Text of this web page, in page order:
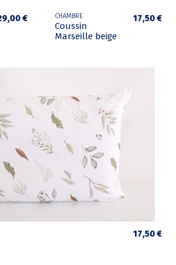
€ CHAMBRE
Coussin
Marseille beige
17,50 €
17,50 €